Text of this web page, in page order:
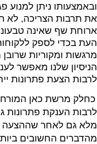
ובאמצעותו ניתן
את תרבות הצריכה, לא
ארוחת שף שאינה
העת בכדי לספק
מרגשות ומקוריות
הניסיון שלנו מאפשר
לרבות הצעת פתרונות
כחלק מרשת כאן
לרבות הענקת פתרונות
מלא גם לאחר שההצעה
מהדברים החשובים